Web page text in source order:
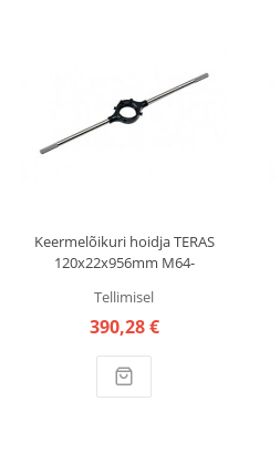
Keermelõikuri hoidja TERAS
120x22x956mm M64-
VÖLKEL
Tellimisel
390,28 €